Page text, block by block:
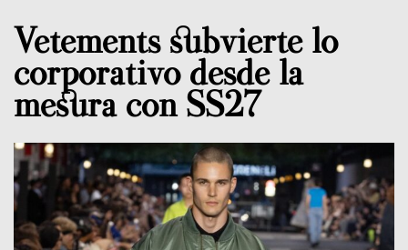
Vetements subvierte lo
corporativo desde la
mesura con SS27